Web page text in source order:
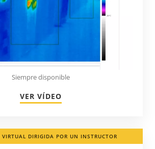
Siempre disponible
VER VÍDEO
VIRTUAL DIRIGIDA POR UN INSTRUCTOR